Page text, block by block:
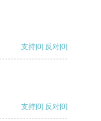
支持[0] 反对[0]
支持[0] 反对[0]